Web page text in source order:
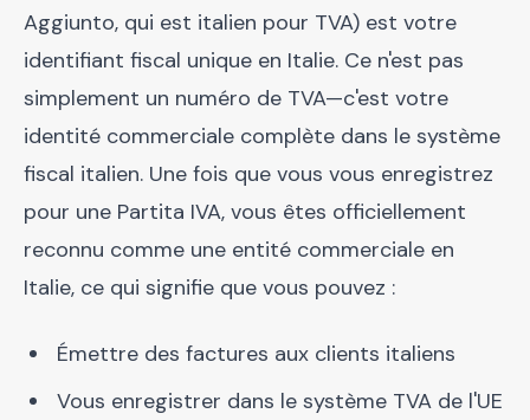
Aggiunto, qui est italien pour TVA) est votre
identifiant fiscal unique en Italie. Ce n'est pas
simplement un numéro de TVA—c'est votre
identité commerciale complète dans le système
fiscal italien. Une fois que vous vous enregistrez
pour une Partita IVA, vous êtes officiellement
reconnu comme une entité commerciale en
Italie, ce qui signifie que vous pouvez :
Émettre des factures aux clients italiens
Vous enregistrer dans le système TVA de l'UE